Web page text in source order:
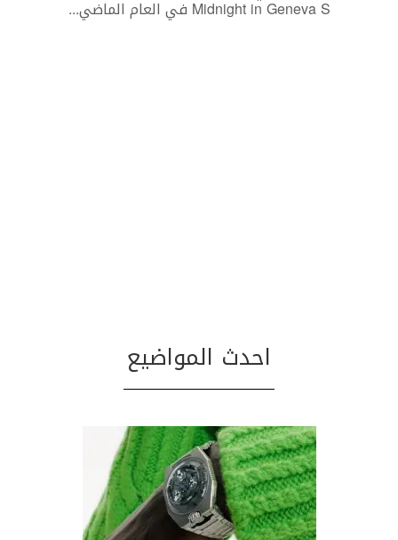
Midnight in Geneva S في العام الماضي ...
احدث المواضيع